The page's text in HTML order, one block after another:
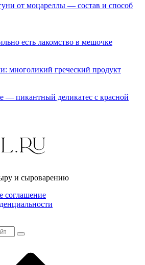
от моцареллы — состав и способ
есть лакомство в мешочке
многоликий греческий продукт
— пикантный деликатес с красной
и сыроварению
соглашение